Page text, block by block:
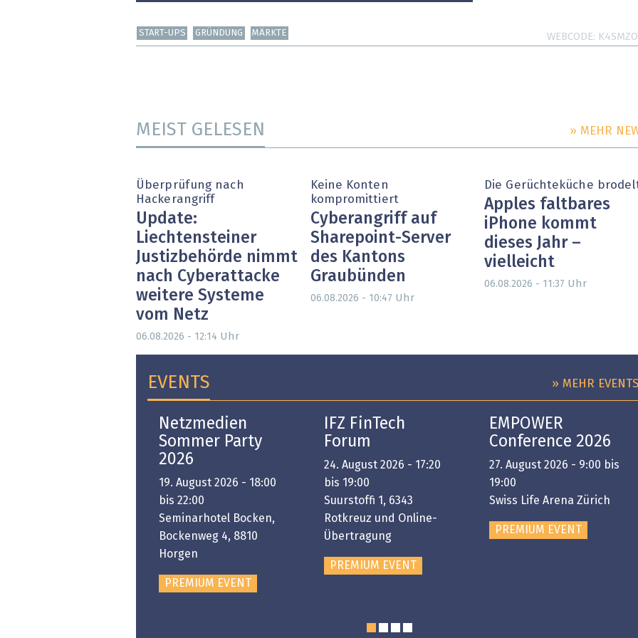
START-UPS GRÜNDUNG MÄRKTE WEBCODE
MEIST GELESEN » MEHR
Überprüfung nach
Hackerangriff
Update:
Liechtensteiner
Justizbehörde nimmt
nach Cyberattacke
weitere Systeme
vom Netz
06.08.2026 - 12:14 Uhr
Keine Konten
kompromittiert
Cyberangriff auf
Sharepoint-Server
des Kantons
Graubünden
06.08.2026 - 10:47 Uhr
Die Gerüchteküche
Apples faltbares
iPhone kommt
dieses Jahr –
vielleicht
06.08.2026 - 11:37 Uhr
EVENTS » MEHR EVENTS
Netzmedien
Sommer Party
2026
19. August 2026 - 18:00
bis 22:00
Seminarhotel Bocken,
Bockenweg 4, 8810
Horgen
PREMIUM EVENT
IFZ FinTech
Forum
24. August 2026 - 17:20
bis 19:00
Suurstoffi 1, 6343
Rotkreuz und Online-
Übertragung
PREMIUM EVENT
EMPOWER
Conference 2026
27. August 2026 - 9:00 bis
19:00
Swiss Life Arena Zürich
PREMIUM EVENT